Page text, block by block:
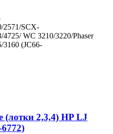
2571/SCX-
WC 3210/3220/Phaser
3160 (JC66-
(лотки 2,3,4) HP LJ